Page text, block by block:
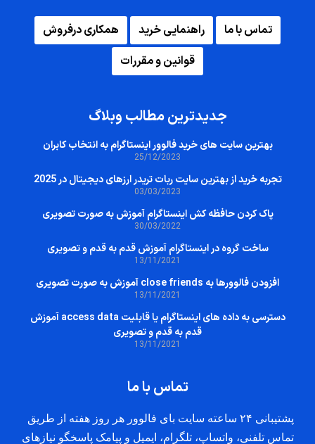
تماس با ما راهنمایی خرید
همکاری درفروش
قوانین و مقررات
جدیدترین مطالب وبلاگ
بهترین سایت‌ های خرید فالوور اینستاگرام به انتخاب کابران
25/12/2023
تجربه خرید از بهترین سایت ربات تریدر ارزهای دیجیتال در 2025
03/03/2023
پاک کردن حافظه کش اینستاگرام آموزش به صورت تصویری
30/03/2022
ساخت گروه در اینستاگرام آموزش قدم به قدم و تصویری
13/11/2021
افزودن فالوورها به close friends آموزش به صورت تصویری
13/11/2021
دسترسی به داده های اینستاگرام یا قابلیت access data آموزش
قدم به قدم و تصویری
13/11/2021
تماس با ما
پشتیبانی ۲۴ ساعته سایت بای فالوور هر روز هفته از طریق
تماس تلفنی، واتساپ، تلگرام، ایمیل و پیامک پاسخگو نیازهای